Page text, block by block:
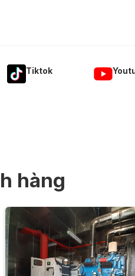
Tiktok
hàng